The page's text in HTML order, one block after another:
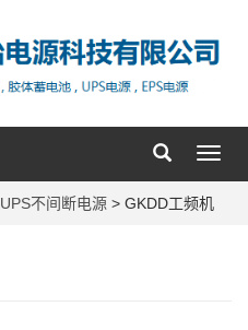
导
菜
UPS不间断电源 > GKDD工频机